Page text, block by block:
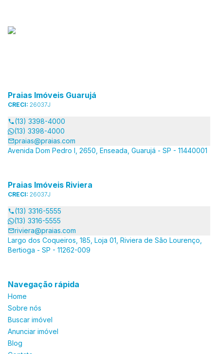
Praias Imóveis Guarujá
CRECI: 26037J
(13) 3398-4000
(13) 3398-4000
praias@praias.com
Avenida Dom Pedro I, 2650, Enseada, Guarujá - SP - 11440001
Praias Imóveis Riviera
CRECI: 26037J
(13) 3316-5555
(13) 3316-5555
riviera@praias.com
Largo dos Coqueiros, 185, Loja 01, Riviera de São Lourenço,
Bertioga - SP - 11262-009
Navegação rápida
Home
Sobre nós
Buscar imóvel
Anunciar imóvel
Blog